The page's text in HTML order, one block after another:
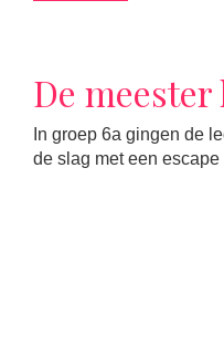
De meester
In groep 6a gingen de
de slag met een escape